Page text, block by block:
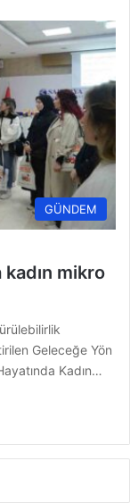
GÜNDEM
mikro
Geleceğe Yön
Kadın…